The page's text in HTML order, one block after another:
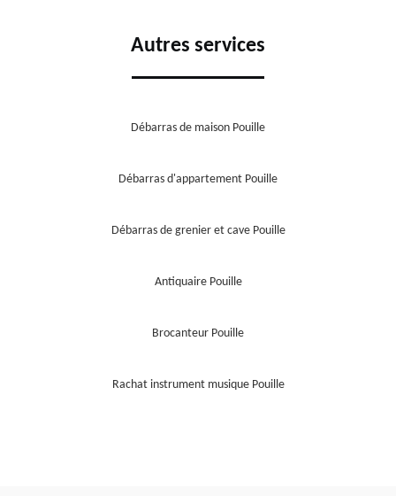
Autres services
Débarras de maison Pouille
Débarras d'appartement Pouille
Débarras de grenier et cave Pouille
Antiquaire Pouille
Brocanteur Pouille
Rachat instrument musique Pouille